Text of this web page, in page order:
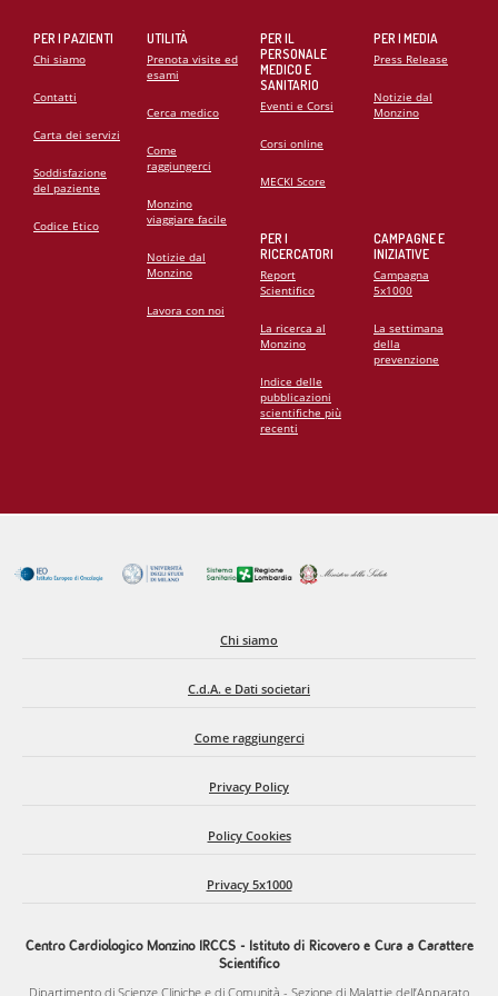
PER I PAZIENTI
Chi siamo
Contatti
Carta dei servizi
Soddisfazione
del paziente
Codice Etico
UTILITÀ
Prenota visite ed
esami
Cerca medico
Come
raggiungerci
Monzino
viaggiare facile
Notizie dal
Monzino
Lavora con noi
PER IL
PERSONALE
MEDICO E
SANITARIO
Eventi e Corsi
Corsi online
MECKI Score
PER I
RICERCATORI
Report
Scientifico
La ricerca al
Monzino
Indice delle
pubblicazioni
scientifiche più
recenti
PER I MEDIA
Press Release
Notizie dal
Monzino
CAMPAGNE E
INIZIATIVE
Campagna
5x1000
La settimana
della
prevenzione
Chi siamo
C.d.A. e Dati societari
Come raggiungerci
Privacy Policy
Policy Cookies
Privacy 5x1000
Centro Cardiologico Monzino IRCCS - Istituto di Ricovero e Cura a Carattere
Scientifico
Dipartimento di Scienze Cliniche e di Comunità - Sezione di Malattie dell’Apparato